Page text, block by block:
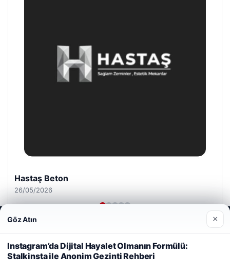
Hastaş Beton
26/05/2026
Web sitemizi nasıl kullandığınızı daha iyi anlayabilmek,
deneyiminizi kişiselleştirmek ve geliştirmek amacıyla çerezler
kullanıyoruz.Çerez Politikamız
Reddet Kabul Et
Göz Atın ×
Instagram’da Dijital Hayalet Olmanın Formülü:
Stalkinsta ile Anonim Gezinti Rehberi